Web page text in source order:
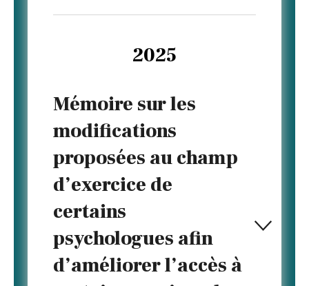
2025
Mémoire sur les
modifications
proposées au champ
d’exercice de
certains
psychologues afin
d’améliorer l’accès à